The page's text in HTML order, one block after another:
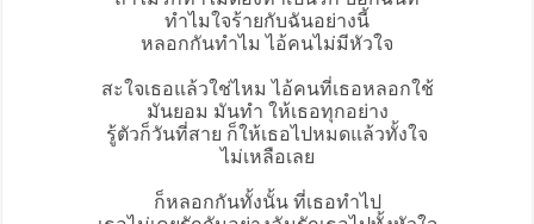
ทำไมใจร้ายกับฉันอย่างนี้
หลอกกันทำไม ไอ้คนไม่มีหัวใจ
สะใจเธอแล้วใช่ไหม ไอ้คนที่เธอหลอกใช้
มันยอม มันทำ ให้เธอทุกอย่าง
รู้ตัวก็วันที่สาย ก็ให้เธอไปหมดแล้วทั้งใจ
ไม่เหลือเลย
ก็หลอกกันทั้งนั้น ที่เธอทำไป